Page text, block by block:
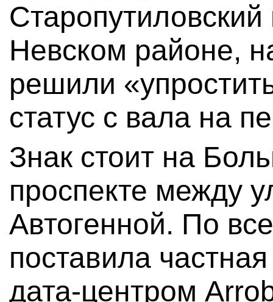
Невском районе,
решили
статус с вала на
Знак стоит на
проспекте между
Автогенной. По
поставила
дата-центром